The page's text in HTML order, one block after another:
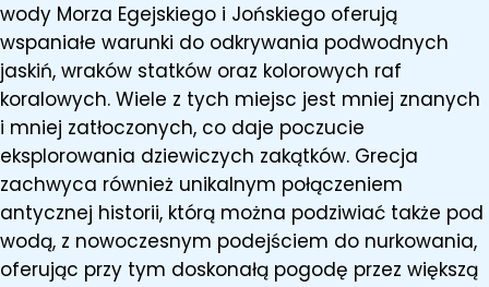
wody Morza Egejskiego i Jońskiego oferują
wspaniałe warunki do odkrywania podwodnych
jaskiń, wraków statków oraz kolorowych raf
koralowych. Wiele z tych miejsc jest mniej znanych
i mniej zatłoczonych, co daje poczucie
eksplorowania dziewiczych zakątków. Grecja
zachwyca również unikalnym połączeniem
antycznej historii, którą można podziwiać także pod
wodą, z nowoczesnym podejściem do nurkowania,
oferując przy tym doskonałą pogodę przez większą